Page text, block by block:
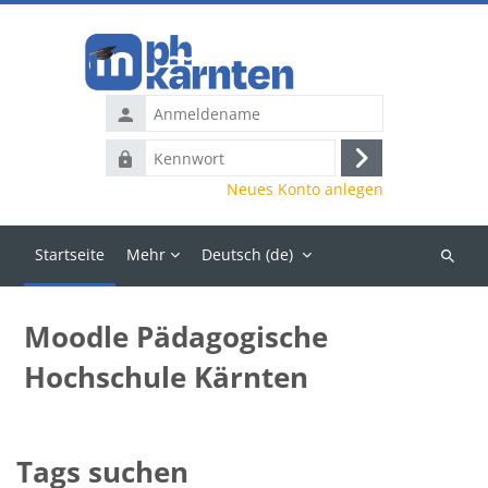
Anmeldename
Kennwort
Anmelden
Neues Konto anlegen
Startseite Mehr Deutsch ‎(de)‎
Kurse
Moodle Pädagogische
Hochschule Kärnten
Tags suchen